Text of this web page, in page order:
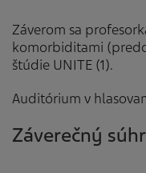
Záverom sa
komorbiditami
štúdie UNITE (1).
Auditórium v
Záverečný